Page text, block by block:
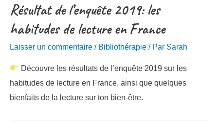
Résultat de l’enquête 2019: les
habitudes de lecture en France
Laisser un commentaire / Bibliothérapie / Par Sarah
Découvre les résultats de l’enquête 2019 sur les
habitudes de lecture en France, ainsi que quelques
bienfaits de la lecture sur ton bien-être.